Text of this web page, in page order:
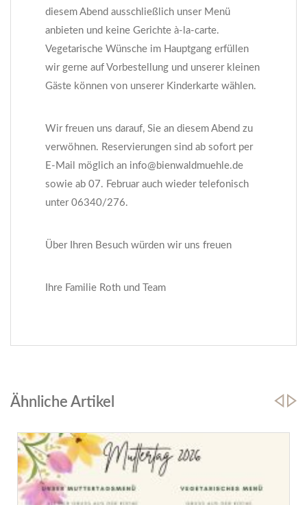
diesem Abend ausschließlich unser Menü
anbieten und keine Gerichte à-la-carte.
Vegetarische Wünsche im Hauptgang erfüllen
wir gerne auf Vorbestellung und unserer kleinen
Gäste können von unserer Kinderkarte wählen.
Wir freuen uns darauf, Sie an diesem Abend zu
verwöhnen. Reservierungen sind ab sofort per
E-Mail möglich an info@bienwaldmuehle.de
sowie ab 07. Februar auch wieder telefonisch
unter 06340/276.
Über Ihren Besuch würden wir uns freuen
Ihre Familie Roth und Team
Ähnliche Artikel